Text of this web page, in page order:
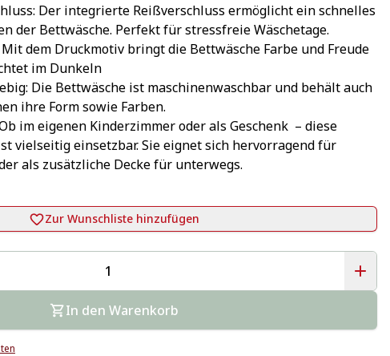
Der integrierte Reißverschluss ermöglicht ein schnelles
der Bettwäsche. Perfekt für stressfreie Wäschetage.
dem Druckmotiv bringt die Bettwäsche Farbe und Freude
im Dunkeln
Die Bettwäsche ist maschinenwaschbar und behält auch
ihre Form sowie Farben.
im eigenen Kinderzimmer oder als Geschenk  – diese
vielseitig einsetzbar. Sie eignet sich hervorragend für
als zusätzliche Decke für unterwegs.
Zur Wunschliste hinzufügen
In den Warenkorb